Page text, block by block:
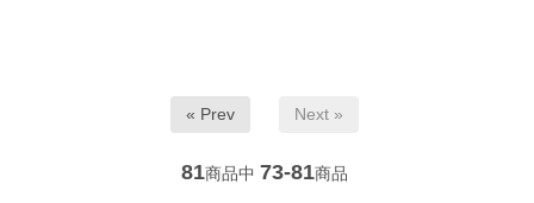
« Prev Next »
81商品中 73-81商品